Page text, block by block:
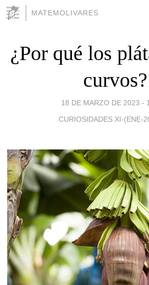
MATEMOLIVARES
¿Por qué los
curvos?
18 DE MARZO DE 2023 -
CURIOSIDADES XI-(ENE-